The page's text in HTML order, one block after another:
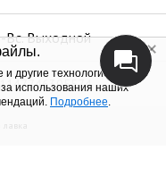
другие технологии для
использования наших
Подробнее.
Выходной